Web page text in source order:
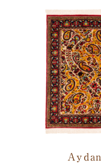
Aydan